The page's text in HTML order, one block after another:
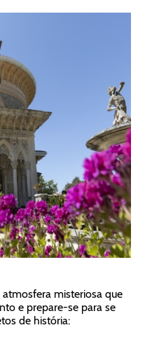
misteriosa que
e prepare-se para se
de história: